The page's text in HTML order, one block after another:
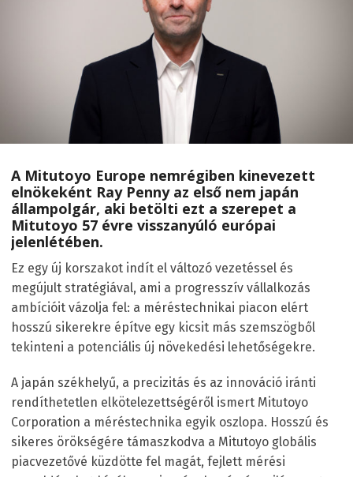
A Mitutoyo Europe nemrégiben kinevezett
elnökeként Ray Penny az első nem japán
állampolgár, aki betölti ezt a szerepet a
Mitutoyo 57 évre visszanyúló európai
jelenlétében.
Ez egy új korszakot indít el változó vezetéssel és
megújult stratégiával, ami a progresszív vállalkozás
ambícióit vázolja fel: a méréstechnikai piacon elért
hosszú sikerekre építve egy kicsit más szemszögből
tekinteni a potenciális új növekedési lehetőségekre.
A japán székhelyű, a precizitás és az innováció iránti
rendíthetetlen elkötelezettségéről ismert Mitutoyo
Corporation a méréstechnika egyik oszlopa. Hosszú és
sikeres örökségére támaszkodva a Mitutoyo globális
piacvezetővé küzdötte fel magát, fejlett mérési